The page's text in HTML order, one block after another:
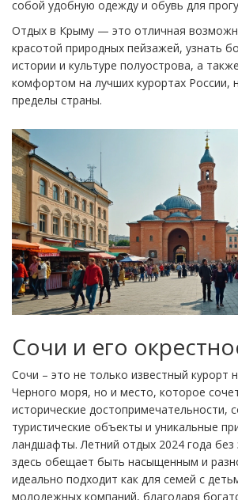
собой удобную одежду и обувь для
Отдых в Крыму — это отличная
красотой природных пейзажей, узнать
истории и культуре полуострова, а
комфортом на лучших курортах России,
пределы страны.
Сочи и его
Сочи – это не только известный курорт
Черного моря, но и место, которое
исторические достопримечательности,
туристические объекты и уникальные
ландшафты. Летний отдых 2024 года без
здесь обещает быть насыщенным и
идеально подходит как для семей с
молодежных компаний, благодаря